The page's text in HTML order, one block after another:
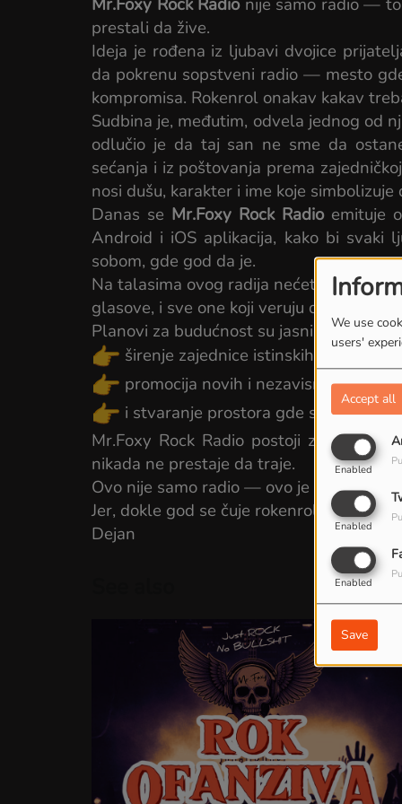
We use
users'
Accept all
Enabled
Enabled
Enabled
Save
prestali da žive.
Ideja je rođena iz ljubavi dvojice
da pokrenu sopstveni radio — mesto
kompromisa. Rokenrol onakav kakav
Sudbina je, međutim, odvela jednog od
odlučio je da taj san ne sme da
sećanja i iz poštovanja prema
nosi dušu, karakter i ime koje
Danas se Mr.Foxy Rock Radioemituje
Android i iOS aplikacija, kako bi svaki
sobom, gde god da je.
Na talasima ovog radija nećete čuti
glasove, i sve one koji veruju da je
Planovi za budućnost su jasni:
širenje zajednice istinskih rokenrol
promocija novih i nezavisnih
i stvaranje prostora gde se muzika,
Mr.Foxy Rock Radio postoji zato što
nikada ne prestaje da traje.
Ovo nije samo radio — ovo je priča koja
Jer, dokle god se čuje rokenrol, Zoki Kite
Dejan